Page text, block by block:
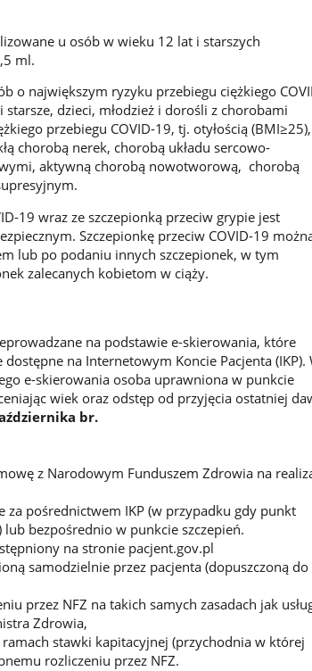
u osób w wieku 12 lat i starszych
ml.
o największym ryzyku przebiegu ciężkiego
dzieci, młodzież i dorośli z chorobami
przebiegu COVID-19, tj. otyłością (BMI≥25),
chorobą nerek, chorobą układu sercowo-
aktywną chorobą nowotworową, chorobą
19 wraz ze szczepionką przeciw grypie jest
Szczepionkę przeciw COVID-19
lub po podaniu innych szczepionek, w tym
zalecanych kobietom w ciąży.
na podstawie e-skierowania, które
na Internetowym Koncie Pacjenta (IKP).
e-skierowania osoba uprawniona w punkcie
wiek oraz odstęp od przyjęcia ostatniej
br.
z Narodowym Funduszem Zdrowia na
pośrednictwem IKP (w przypadku gdy punkt
bezpośrednio w punkcie szczepień.
na stronie pacjent.gov.pl
samodzielnie przez pacjenta (dopuszczoną do
przez NFZ na takich samych zasadach jak
Zdrowia,
stawki kapitacyjnej (przychodnia w której
rozliczeniu przez NFZ.